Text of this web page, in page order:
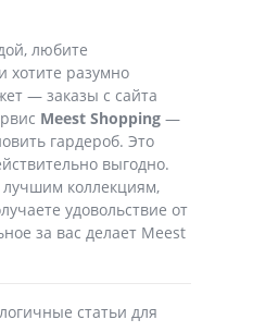
любите
хотите разумно
— заказы с сайта
Meest Shopping —
гардероб. Это
выгодно.
лучшим коллекциям,
удовольствие от
за вас делает Meest
статьи для